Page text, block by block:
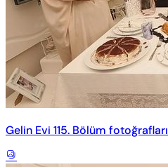
Gelin Evi 115. Bölüm fotoğrafları